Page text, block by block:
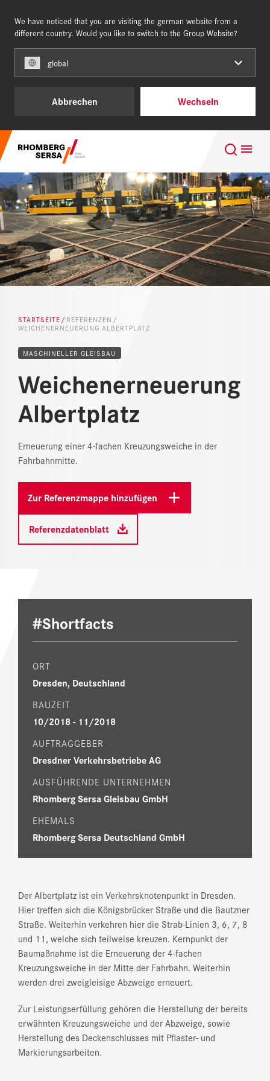
We have noticed that you are visiting the german website from a
different country. Would you like to switch to the Group Website?
global
Abbrechen Wechseln
REFERENZEN
NEWS
Leistungen und Produkte
Über uns
Karriere
DEUTSCHLAND
Suchempfehlungen
Karriere - Building for the future
Nachhaltigkeit
Digital Rail Services
STARTSEITE REFERENZEN
WEICHENERNEUERUNG ALBERTPLATZ
MASCHINELLER GLEISBAU
Weichenerneuerung
Albertplatz
Erneuerung einer 4-fachen Kreuzungsweiche in der
Fahrbahnmitte.
Zur Referenzmappe hinzufügen
Referenzdatenblatt
#Shortfacts
ORT
Dresden, Deutschland
BAUZEIT
10/2018 - 11/2018
AUFTRAGGEBER
Dresdner Verkehrsbetriebe AG
AUSFÜHRENDE UNTERNEHMEN
Rhomberg Sersa Gleisbau GmbH
EHEMALS
Rhomberg Sersa Deutschland GmbH
Der Albertplatz ist ein Verkehrsknotenpunkt in Dresden.
Hier treffen sich die Königsbrücker Straße und die Bautzner
Straße. Weiterhin verkehren hier die Strab-Linien 3, 6, 7, 8
und 11, welche sich teilweise kreuzen. Kernpunkt der
Baumaßnahme ist die Erneuerung der 4-fachen
Kreuzungsweiche in der Mitte der Fahrbahn. Weiterhin
werden drei zweigleisige Abzweige erneuert.
Zur Leistungserfüllung gehören die Herstellung der bereits
erwähnten Kreuzungsweiche und der Abzweige, sowie
Herstellung des Deckenschlusses mit Pflaster- und
Markierungsarbeiten.